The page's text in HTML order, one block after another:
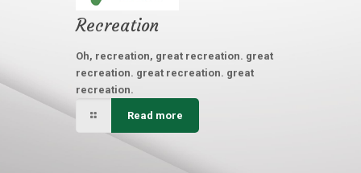
Recreation
Oh, recreation, great recreation. great
recreation. great recreation. great
recreation.
Read more